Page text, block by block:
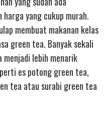
yang cukup murah.
membuat makanan kelas
green tea. Banyak sekali
menjadi lebih menarik
es potong green tea,
tea atau surabi green tea